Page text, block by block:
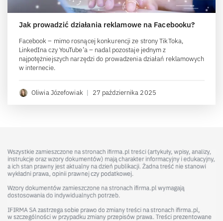
Jak prowadzić działania reklamowe na Facebooku?
Facebook – mimo rosnącej konkurencji ze strony TikToka,
LinkedIna czy YouTube’a – nadal pozostaje jednym z
najpotężniejszych narzędzi do prowadzenia działań reklamowych
w internecie.
Oliwia Józefowiak | 27 października 2025